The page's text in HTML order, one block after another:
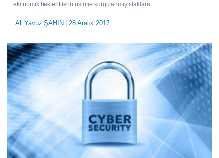
ekonomik beklentilerin üstüne kurgulanmış ataklara...
Ali Yavuz ŞAHİN | 28 Aralık 2017